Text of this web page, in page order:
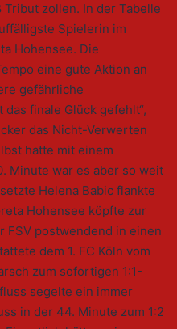
zollen. In der Tabelle
Spielerin im
Hohensee. Die
eine gute Aktion an
gefährliche
finale Glück gefehlt“,
das Nicht-Verwerten
hatte mit einem
Minute war es aber so weit
Helena Babic flankte
Hohensee köpfte zur
FSV postwendend in einen
dem 1. FC Köln vom
zum sofortigen 1:1-
segelte ein immer
in der 44. Minute zum 1:2